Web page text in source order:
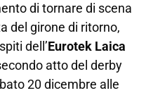
di tornare di scena
del girone di ritorno,
dell’Eurotek Laica
atto del derby
20 dicembre alle